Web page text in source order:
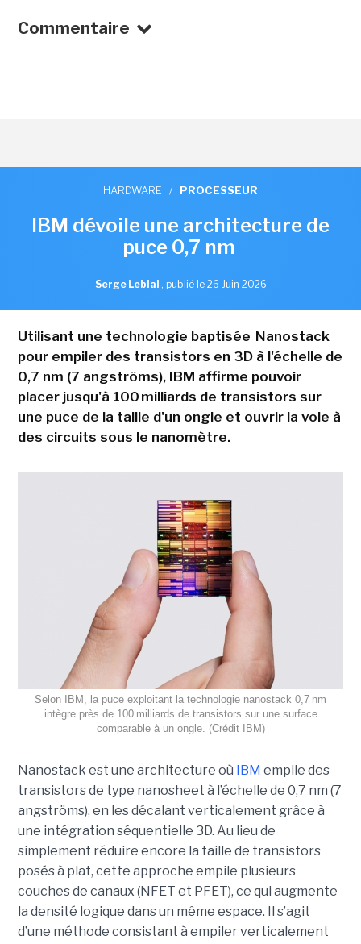
Commentaire
HARDWARE / PROCESSEUR
IBM dévoile une architecture de
puce 0,7 nm
Serge Leblal , publié le 26 Juin 2026
Utilisant une technologie baptisée Nanostack
pour empiler des transistors en 3D à l'échelle de
0,7 nm (7 angströms), IBM affirme pouvoir
placer jusqu'à 100 milliards de transistors sur
une puce de la taille d'un ongle et ouvrir la voie à
des circuits sous le nanomètre.
Selon IBM, la puce exploitant la technologie nanostack 0,7 nm
intègre près de 100 milliards de transistors sur une surface
comparable à un ongle. (Crédit IBM)
Nanostack est une architecture où IBM empile des
transistors de type nanosheet à l’échelle de 0,7 nm (7
angströms), en les décalant verticalement grâce à
une intégration séquentielle 3D. Au lieu de
simplement réduire encore la taille de transistors
posés à plat, cette approche empile plusieurs
couches de canaux (NFET et PFET), ce qui augmente
la densité logique dans un même espace. Il s’agit
d’une méthode consistant à empiler verticalement